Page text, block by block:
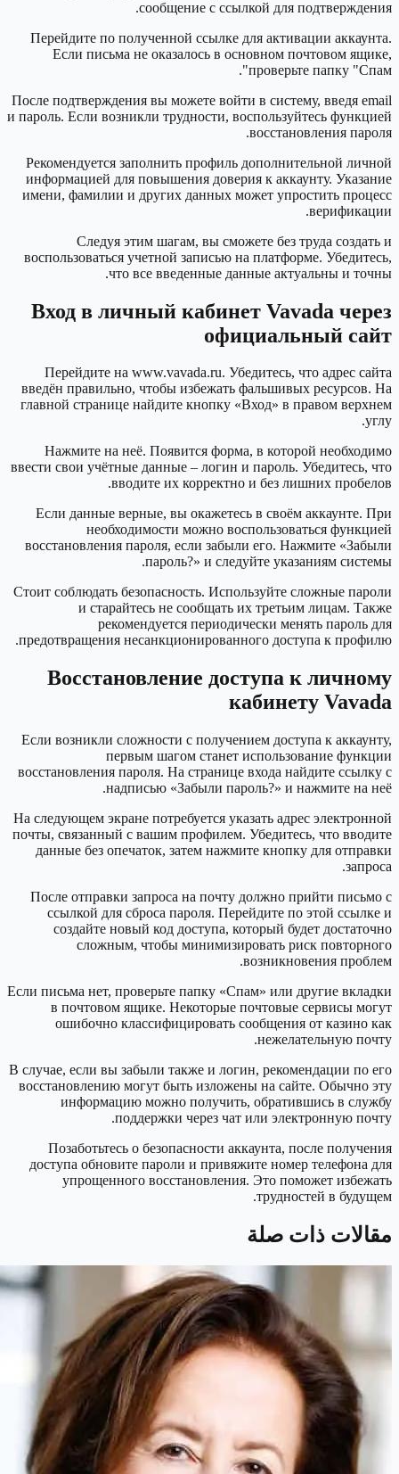
сообщение с ссылкой для подтверждения.
Перейдите по полученной ссылке для активации аккаунта.
Если письма не оказалось в основном почтовом ящике,
проверьте папку "Спам".
После подтверждения вы можете войти в систему, введя email
и пароль. Если возникли трудности, воспользуйтесь функцией
восстановления пароля.
Рекомендуется заполнить профиль дополнительной личной
информацией для повышения доверия к аккаунту. Указание
имени, фамилии и других данных может упростить процесс
верификации.
Следуя этим шагам, вы сможете без труда создать и
воспользоваться учетной записью на платформе. Убедитесь,
что все введенные данные актуальны и точны.
Вход в личный кабинет Vavada через
официальный сайт
Перейдите на www.vavada.ru. Убедитесь, что адрес сайта
введён правильно, чтобы избежать фальшивых ресурсов. На
главной странице найдите кнопку «Вход» в правом верхнем
углу.
Нажмите на неё. Появится форма, в которой необходимо
ввести свои учётные данные – логин и пароль. Убедитесь, что
вводите их корректно и без лишних пробелов.
Если данные верные, вы окажетесь в своём аккаунте. При
необходимости можно воспользоваться функцией
восстановления пароля, если забыли его. Нажмите «Забыли
пароль?» и следуйте указаниям системы.
Стоит соблюдать безопасность. Используйте сложные пароли
и старайтесь не сообщать их третьим лицам. Также
рекомендуется периодически менять пароль для
предотвращения несанкционированного доступа к профилю.
Восстановление доступа к личному
кабинету Vavada
Если возникли сложности с получением доступа к аккаунту,
первым шагом станет использование функции
восстановления пароля. На странице входа найдите ссылку с
надписью «Забыли пароль?» и нажмите на неё.
На следующем экране потребуется указать адрес электронной
почты, связанный с вашим профилем. Убедитесь, что вводите
данные без опечаток, затем нажмите кнопку для отправки
запроса.
После отправки запроса на почту должно прийти письмо с
ссылкой для сброса пароля. Перейдите по этой ссылке и
создайте новый код доступа, который будет достаточно
сложным, чтобы минимизировать риск повторного
возникновения проблем.
Если письма нет, проверьте папку «Спам» или другие вкладки
в почтовом ящике. Некоторые почтовые сервисы могут
ошибочно классифицировать сообщения от казино как
нежелательную почту.
В случае, если вы забыли также и логин, рекомендации по его
восстановлению могут быть изложены на сайте. Обычно эту
информацию можно получить, обратившись в службу
поддержки через чат или электронную почту.
Позаботьтесь о безопасности аккаунта, после получения
доступа обновите пароли и привяжите номер телефона для
упрощенного восстановления. Это поможет избежать
трудностей в будущем.
مقالات ذات صلة